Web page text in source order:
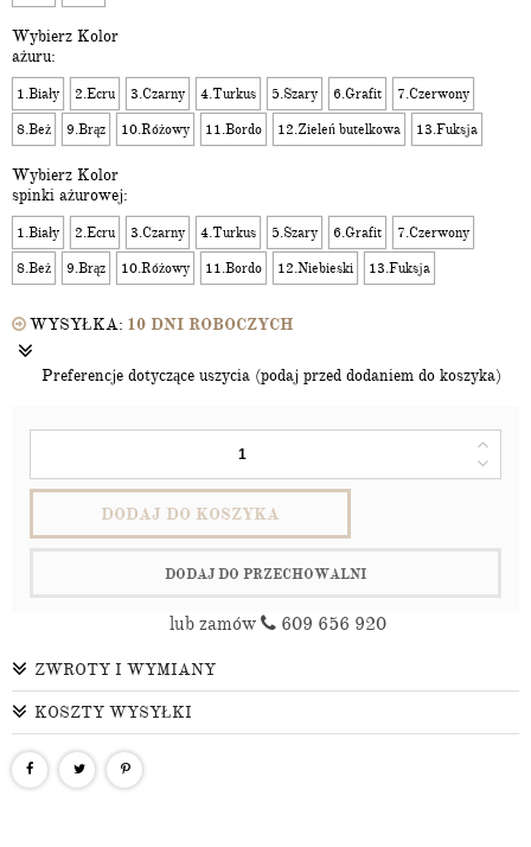
Wybierz Kolor
ażuru:
1.Biały 2.Ecru 3.Czarny 4.Turkus 5.Szary 6.Grafit 7.Czerwony
8.Beż 9.Brąz 10.Różowy 11.Bordo 12.Zieleń butelkowa 13.Fuksja
Wybierz Kolor
spinki ażurowej:
1.Biały 2.Ecru 3.Czarny 4.Turkus 5.Szary 6.Grafit 7.Czerwony
8.Beż 9.Brąz 10.Różowy 11.Bordo 12.Niebieski 13.Fuksja
WYSYŁKA: 10 DNI ROBOCZYCH
Preferencje dotyczące uszycia (podaj przed dodaniem do koszyka)
DODAJ DO KOSZYKA
DODAJ DO PRZECHOWALNI
lub zamów 609 656 920
ZWROTY I WYMIANY
KOSZTY WYSYŁKI